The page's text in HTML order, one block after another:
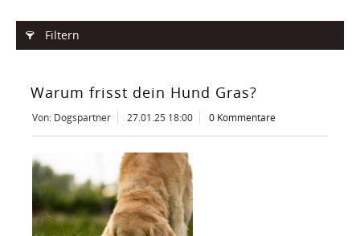
Filtern
Warum frisst dein Hund Gras?
Von: Dogspartner 27.01.25 18:00 0 Kommentare